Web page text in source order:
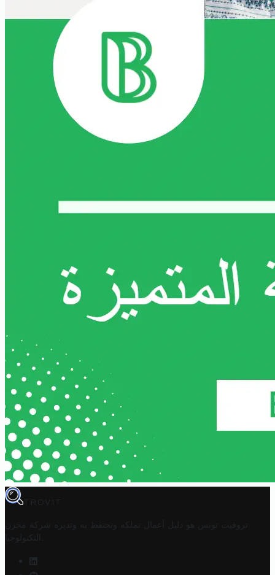
TROVIT
تروفيت تونس هو دليل أعمال تملكه وتحتفظ به وتديره
شركة مخزن
التكنولوجيا